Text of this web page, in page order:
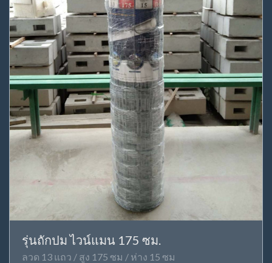
รุ่นถักปม ไวน์แมน 175 ซม.
ลวด 13 แถว / สูง 175 ซม / ห่าง 15 ซม